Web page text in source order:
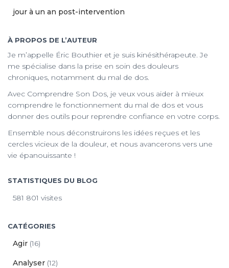
jour à un an post-intervention
À PROPOS DE L’AUTEUR
Je m’appelle Éric Bouthier et je suis kinésithérapeute. Je
me spécialise dans la prise en soin des douleurs
chroniques, notamment du mal de dos.
Avec Comprendre Son Dos, je veux vous aider à mieux
comprendre le fonctionnement du mal de dos et vous
donner des outils pour reprendre confiance en votre corps.
Ensemble nous déconstruirons les idées reçues et les
cercles vicieux de la douleur, et nous avancerons vers une
vie épanouissante !
STATISTIQUES DU BLOG
581 801 visites
CATÉGORIES
Agir (16)
Analyser (12)